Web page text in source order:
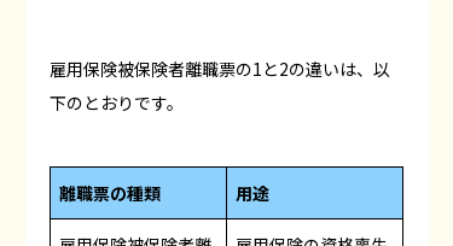
雇用保険被保険者離職票の1と2の違いは、以
下のとおりです。
離職票の種類 用途